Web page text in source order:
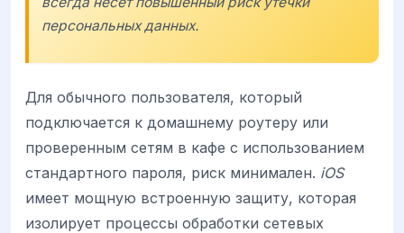
персональных данных.
Для обычного пользователя, который
подключается к домашнему роутеру или
проверенным сетям в кафе с использованием
стандартного пароля, риск минимален. iOS
имеет мощную встроенную защиту, которая
изолирует процессы обработки сетевых